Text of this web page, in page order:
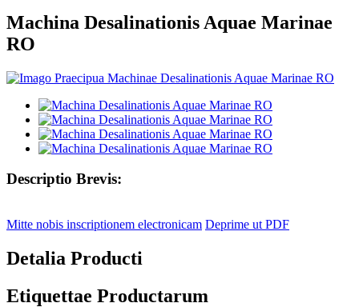
Machina Desalinationis Aquae Marinae
RO
Descriptio Brevis:
Mitte nobis inscriptionem electronicam Deprime ut PDF
Detalia Producti
Etiquettae Productarum